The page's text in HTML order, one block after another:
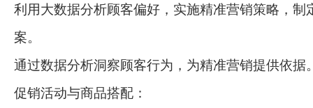
利用大数据分析顾客偏好，实施精准营销策略，制
案。
通过数据分析洞察顾客行为，为精准营销提供依据
促销活动与商品搭配：